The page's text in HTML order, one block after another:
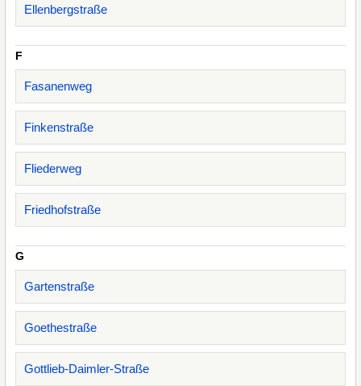
Ellenbergstraße
F
Fasanenweg
Finkenstraße
Fliederweg
Friedhofstraße
G
Gartenstraße
Goethestraße
Gottlieb-Daimler-Straße